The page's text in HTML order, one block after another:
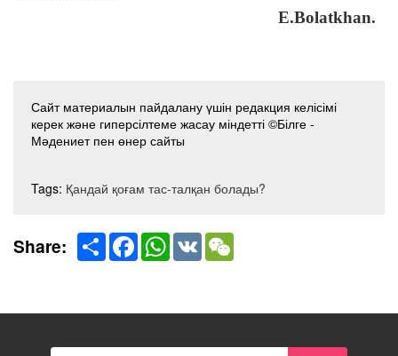
E.Bolatkhan.
Сайт материалын пайдалану үшін редакция келісімі
керек және гиперсілтеме жасау міндетті ©Білге -
Мәдениет пен өнер сайты
Tags: Қандай қоғам тас-талқан болады?
Share: Share FacebookWhatsApp
VK